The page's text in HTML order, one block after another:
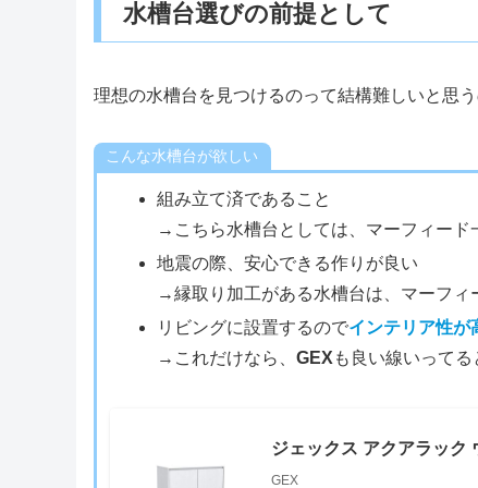
水槽台選びの前提として
理想の水槽台を見つけるのって結構難しいと思
こんな水槽台が欲しい
組み立て済であること
→こちら水槽台としては、マーフィード
地震の際、安心できる作りが良い
→縁取り加工がある水槽台は、マーフィ
リビングに設置するのでインテリア性が
→これだけなら、GEX も良い線いってる
ジェックス アクアラック
GEX